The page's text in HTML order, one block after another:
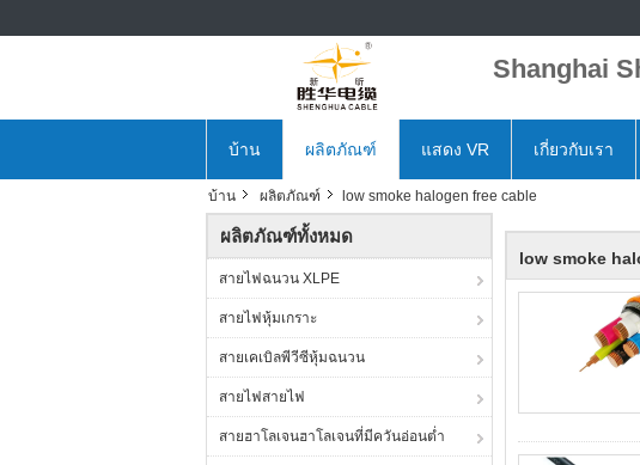
Shanghai
บ้าน ผลิตภัณฑ์ แสดง VR เกี่ยวกับเรา
บ้าน ผลิตภัณฑ์ low smoke halogen free cable
ผลิตภัณฑ์ทั้งหมด
สายไฟฉนวน XLPE
สายไฟหุ้มเกราะ
สายเคเบิลพีวีซีหุ้มฉนวน
สายไฟสายไฟ
สายฮาโลเจนฮาโลเจนที่มีควันอ่อนต่ำ
low smoke